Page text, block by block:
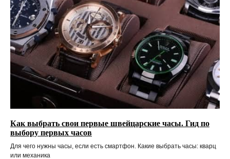
Как выбрать свои первые швейцарские часы. Гид по
выбору первых часов
Для чего нужны часы, если есть смартфон. Какие выбрать часы: кварц
или механика